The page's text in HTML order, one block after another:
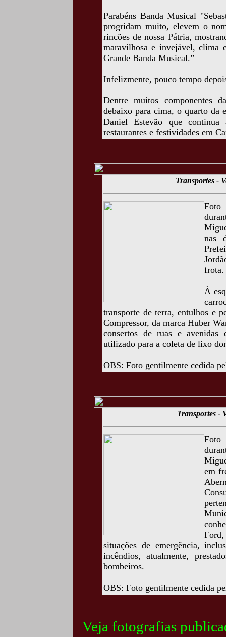
Parabéns Banda Musical
progridam muito, elevem o
rincões de nossa Pátria,
maravilhosa e invejável, clima
Grande Banda Musical.”
Infelizmente, pouco tempo
Dentre muitos componentes
debaixo para cima, o quarto da
Daniel Estevão que continua
restaurantes e festividades em
Transportes -
Foto
nas
frota.
À
transporte de terra, entulhos e
Compressor, da marca Huber
consertos de ruas e
utilizado para a coleta de lixo
OBS: Foto gentilmente cedida
Transportes -
Foto
em
situações de emergência,
incêndios, atualmente,
bombeiros.
OBS: Foto gentilmente cedida
Veja fotografias